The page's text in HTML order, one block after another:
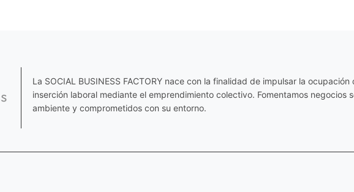
La SOCIAL BUSINESS FACTORY nace con la finalidad de impulsar la
inserción laboral mediante el emprendimiento colectivo. Fomentamos
ambiente y comprometidos con su entorno.